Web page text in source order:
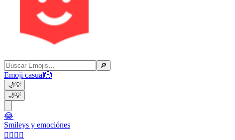
🔎
Emoji casual🎲
🌙💡
🌙💡
😂
Smileys y emociónes
👩‍❤️‍💋‍👨